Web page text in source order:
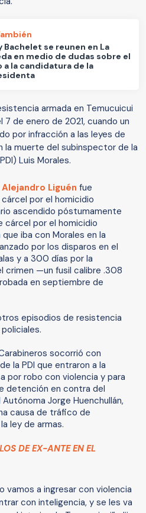
Bachelet se reunen en La
en medio de dudas sobre el
a la candidatura de la
armada en Temucuicui
de enero de 2021, cuando un
por infracción a las leyes de
la muerte del subinspector de la
Luis Morales.
Alejandro Liguén fue
por el homicidio
ascendido póstumamente
cárcel por el homicidio
iba con Morales en la
por los disparos en el
y a 300 días por la
crimen —un fusil calibre .308
en septiembre de
episodios de resistencia
socorrió con
la PDI que entraron a la
por robo con violencia y para
detención en contra del
Jorge Huenchullán,
causa de tráfico de
ley de armas.
DE EX-ANTE EN EL
vamos a ingresar con violencia
con inteligencia, y se les va